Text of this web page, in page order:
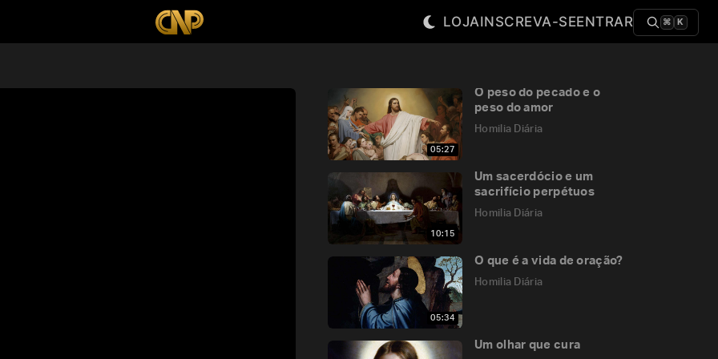
LOJAINSCREVA-SEENTRAR ⌘ K
05:27
O peso do pecado e o
peso do amor
Homilia Diária
10:15
Um sacerdócio e um
sacrifício perpétuos
Homilia Diária
05:34
O que é a vida de oração?
Homilia Diária
Um olhar que cura